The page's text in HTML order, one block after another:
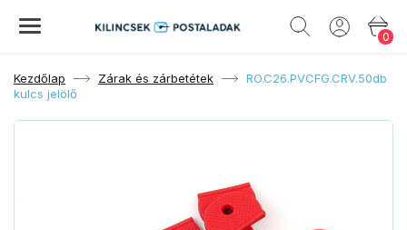
0
Kezdőlap Zárak és zárbetétek
RO.C26.PVCFG.CRV.50db
kulcs jelölő